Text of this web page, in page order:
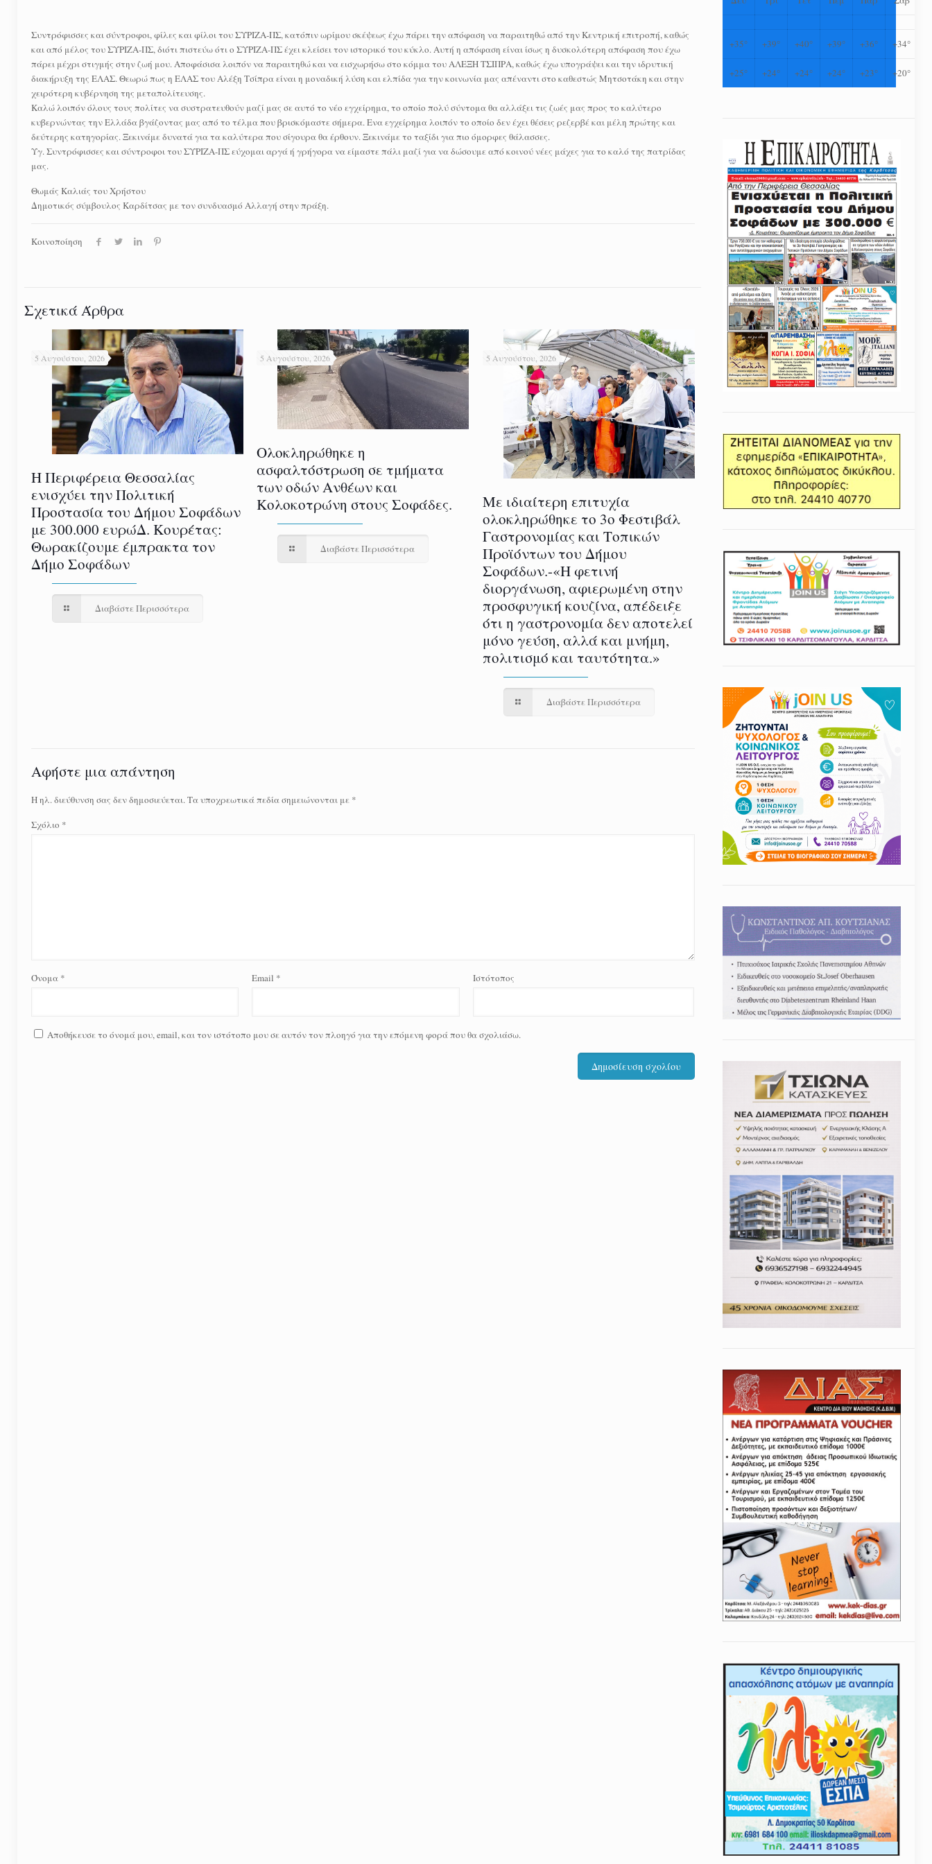
Συντρόφισσες και σύντροφοι, φίλες και φίλοι του ΣΥΡΙΖΑ-ΠΣ, κατόπιν ωρίμου σκέψεως έχω πάρει την απόφαση να παραιτηθώ από την Κεντρική επιτροπή, καθώς
και από μέλος του ΣΥΡΙΖΑ-ΠΣ, διότι πιστεύω ότι ο ΣΥΡΙΖΑ-ΠΣ έχει κλείσει τον ιστορικό του κύκλο. Αυτή η απόφαση είναι ίσως η δυσκολότερη απόφαση που έχω
πάρει μέχρι στιγμής στην ζωή μου. Αποφάσισα λοιπόν να παραιτηθώ και να εισχωρήσω στο κόμμα του ΑΛΕΞΗ ΤΣΙΠΡΑ, καθώς έχω υπογράψει και την ιδρυτική
διακήρυξη της ΕΛΑΣ. Θεωρώ πως η ΕΛΑΣ του Αλέξη Τσίπρα είναι η μοναδική λύση και ελπίδα για την κοινωνία μας απέναντι στο καθεστώς Μητσοτάκη και στην
χειρότερη κυβέρνηση της μεταπολίτευσης.
Καλώ λοιπόν όλους τους πολίτες να συστρατευθούν μαζί μας σε αυτό το νέο εγχείρημα, το οποίο πολύ σύντομα θα αλλάξει τις ζωές μας προς το καλύτερο
κυβερνώντας την Ελλάδα βγάζοντας μας από το τέλμα που βρισκόμαστε σήμερα. Ενα εγχείρημα λοιπόν το οποίο δεν έχει θέσεις ρεζερβέ και μέλη πρώτης και
δεύτερης κατηγορίας. Ξεκινάμε δυνατά για τα καλύτερα που σίγουρα θα έρθουν. Ξεκινάμε το ταξίδι για πιο όμορφες θάλασσες.
Υγ. Συντρόφισσες και σύντροφοι του ΣΥΡΙΖΑ-ΠΣ εύχομαι αργά ή γρήγορα να είμαστε πάλι μαζί για να δώσουμε από κοινού νέες μάχες για το καλό της πατρίδας
μας.
Θωμάς Καλιάς του Χρήστου
Δημοτικός σύμβουλος Καρδίτσας με τον συνδυασμό Αλλαγή στην πράξη.
Κοινοποίηση
Σχετικά Άρθρα
5 Αυγούστου, 2026
Η Περιφέρεια Θεσσαλίας
ενισχύει την Πολιτική
Προστασία του Δήμου Σοφάδων
με 300.000 ευρώΔ. Κουρέτας:
Θωρακίζουμε έμπρακτα τον
Δήμο Σοφάδων
Διαβάστε Περισσότερα
5 Αυγούστου, 2026
Ολοκληρώθηκε η
ασφαλτόστρωση σε τμήματα
των οδών Ανθέων και
Κολοκοτρώνη στους Σοφάδες.
Διαβάστε Περισσότερα
5 Αυγούστου, 2026
Με ιδιαίτερη επιτυχία
ολοκληρώθηκε το 3ο Φεστιβάλ
Γαστρονομίας και Τοπικών
Προϊόντων του Δήμου
Σοφάδων.-«Η φετινή
διοργάνωση, αφιερωμένη στην
προσφυγική κουζίνα, απέδειξε
ότι η γαστρονομία δεν αποτελεί
μόνο γεύση, αλλά και μνήμη,
πολιτισμό και ταυτότητα.»
Διαβάστε Περισσότερα
Αφήστε μια απάντηση
Η ηλ. διεύθυνση σας δεν δημοσιεύεται.Τα υποχρεωτικά πεδία σημειώνονται με *
Σχόλιο *
Όνομα * Email * Ιστότοπος
Αποθήκευσε το όνομά μου, email, και τον ιστότοπο μου σε αυτόν τον πλοηγό για την επόμενη φορά που θα σχολιάσω.
+35° +39° +40° +39° +36° +34°
+25° +24° +24° +24° +23° +20°